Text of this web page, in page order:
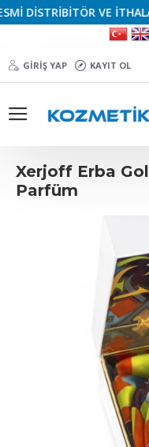
DİSTRİBİTÖR VE
GIRIŞ YAP KAYIT OL
Xerjoff Erba
Parfüm